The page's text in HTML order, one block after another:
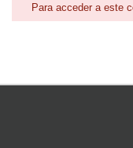
Para acceder a este